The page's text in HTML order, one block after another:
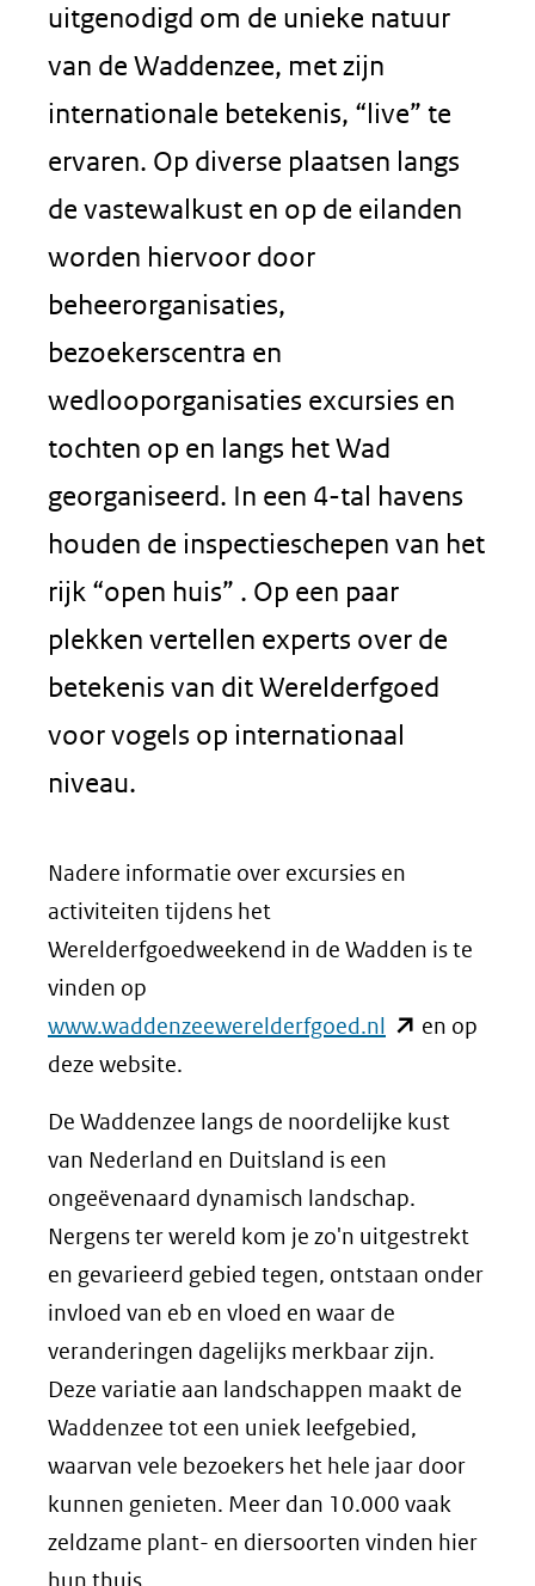
uitgenodigd om de unieke natuur
van de Waddenzee, met zijn
internationale betekenis, “live” te
ervaren. Op diverse plaatsen langs
de vastewalkust en op de eilanden
worden hiervoor door
beheerorganisaties,
bezoekerscentra en
wedlooporganisaties excursies en
tochten op en langs het Wad
georganiseerd. In een 4-tal havens
houden de inspectieschepen van het
rijk “open huis” . Op een paar
plekken vertellen experts over de
betekenis van dit Werelderfgoed
voor vogels op internationaal
niveau.
Nadere informatie over excursies en
activiteiten tijdens het
Werelderfgoedweekend in de Wadden is te
vinden op
www.waddenzeewerelderfgoed.nl (opent
naar
een
en op
deze website.
De Waddenzee langs de noordelijke kust
van Nederland en Duitsland is een
ongeëvenaard dynamisch landschap.
Nergens ter wereld kom je zo'n uitgestrekt
en gevarieerd gebied tegen, ontstaan onder
invloed van eb en vloed en waar de
veranderingen dagelijks merkbaar zijn.
Deze variatie aan landschappen maakt de
Waddenzee tot een uniek leefgebied,
waarvan vele bezoekers het hele jaar door
kunnen genieten. Meer dan 10.000 vaak
zeldzame plant- en diersoorten vinden hier